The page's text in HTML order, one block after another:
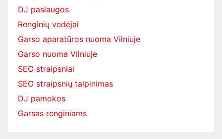
DJ paslaugos
Renginių vedėjai
Garso aparatūros nuoma Vilniuje
Garso nuoma Vilniuje
SEO straipsniai
SEO straipsnių talpinimas
DJ pamokos
Garsas renginiams